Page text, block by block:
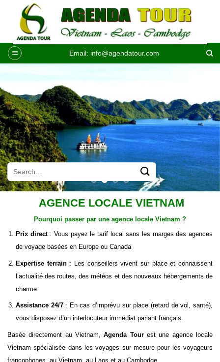
contenu
Email: info@agendatour.com
AGENCE LOCALE VIETNAM
Pourquoi passer par une agence locale Vietnam ?
Prix direct: Vous payez le tarif local sans les marges des agences
de voyage basées en Europe ou Canada
Expertise terrain: Les conseillers vivent sur place et connaissent
l’actualité des routes, des météos et des nouveaux hébergements de
charme.
Assistance 24/7: En cas d’imprévu sur place (retard de vol, santé),
vous disposez d’un interlocuteur immédiat parlant français.
Basée directement au Vietnam,Agenda Tourest une agence locale
Vietnam spécialisée dans lesvoyages sur mesure pour les voyageurs
francophones, au Vietnam, au Laos et au Cambodge.